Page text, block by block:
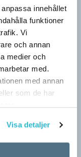
innehållet
funktioner
Vi
och annan
medier och
med.
med annan
som de har
Visa detaljer
och
En som har
Leo Lust…